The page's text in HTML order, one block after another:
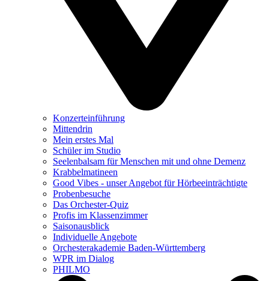
Konzerteinführung
Mittendrin
Mein erstes Mal
Schüler im Studio
Seelenbalsam für Menschen mit und ohne Demenz
Krabbelmatineen
Good Vibes - unser Angebot für Hörbeeinträchtigte
Probenbesuche
Das Orchester-Quiz
Profis im Klassenzimmer
Saisonausblick
Individuelle Angebote
Orchesterakademie Baden-Württemberg
WPR im Dialog
PHILMO